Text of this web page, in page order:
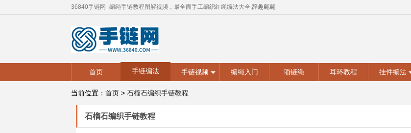
36840手链网_编绳手链教程图解视频，最全面手工编织红绳编法大全,辞趣翩翩
首页
手链编法 手链视频 编绳入门 项链绳 耳环教程 挂件编法
当前位置： 首页 > 石榴石编织手链教程
石榴石编织手链教程